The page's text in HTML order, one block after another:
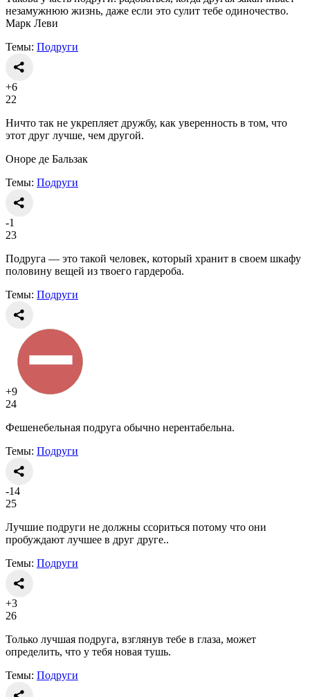
незамужнюю жизнь, даже если это сулит тебе одиночество.
Марк Леви
Темы: Подруги
+6
22
Ничто так не укрепляет дружбу, как уверенность в том, что
этот друг лучше, чем другой.
Оноре де Бальзак
Темы: Подруги
-1
23
Подруга — это такой человек, который хранит в своем шкафу
половину вещей из твоего гардероба.
Темы: Подруги
+9
24
Фешенебельная подруга обычно нерентабельна.
Темы: Подруги
-14
25
Лучшие подруги не должны ссориться потому что они
пробуждают лучшее в друг друге..
Темы: Подруги
+3
26
Только лучшая подруга, взглянув тебе в глаза, может
определить, что у тебя новая тушь.
Темы: Подруги